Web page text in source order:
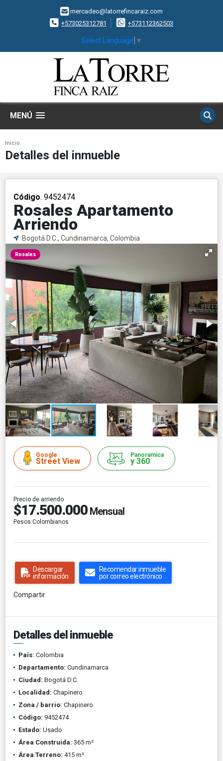
mercadeo@latorrefincaraiz.com
+573025312781
+573112362503
Select Language ▼
MENÚ
Inicio
Detalles del inmueble
Código. 9452474
Rosales Apartamento
Arriendo
Bogotá D.C., Cundinamarca, Colombia
Rosales
Google
Street View
Panoramica
y 360
Precio de arriendo
$17.500.000 Mensual
Pesos Colombianos
Descargar
información
Recomendar inmueble
por correo electrónico
Compartir
Detalles del inmueble
País: Colombia
Departamento: Cundinamarca
Ciudad: Bogotá D.C.
Localidad: Chapinero
Zona / barrio: Chapinero
Código: 9452474
Estado: Usado
Área Construida: 365 m²
Área Terreno: 415 m²